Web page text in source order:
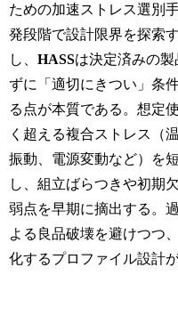
ための加速ストレス選別
発段階で設計限界を探索
し、HASSは決定済みの製
ずに「適切にきつい」条
る点が本質である。想定
く超える複合ストレス（
振動、電源変動など）を
し、組立ばらつきや初期
弱点を早期に摘出する。
よる良品破壊を避けつつ
化するプロファイル設計